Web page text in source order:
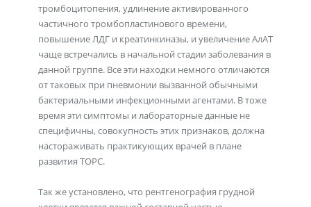
тромбоцитопения, удлинение активированного
частичного тромбопластинового времени,
повышение ЛДГ и креатинкиназы, и увеличение АлАТ
чаще встречались в начальной стадии заболевания в
данной группе. Все эти находки немного отличаются
от таковых при пневмонии вызванной обычными
бактериальными инфекционными агентами. В тоже
время эти симптомы и лабораторные данные не
специфичны, совокупность этих признаков, должна
настораживать практикующих врачей в плане
развития ТОРС.
Так же установлено, что рентгенография грудной